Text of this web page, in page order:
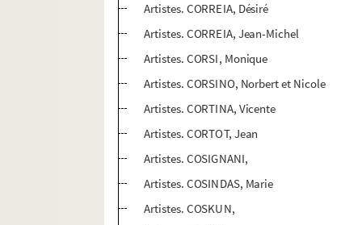
Artistes. CORREIA, Désiré
Artistes. CORREIA, Jean-Michel
Artistes. CORSI, Monique
Artistes. CORSINO, Norbert et Nicole
Artistes. CORTINA, Vicente
Artistes. CORTOT, Jean
Artistes. COSIGNANI,
Artistes. COSINDAS, Marie
Artistes. COSKUN,